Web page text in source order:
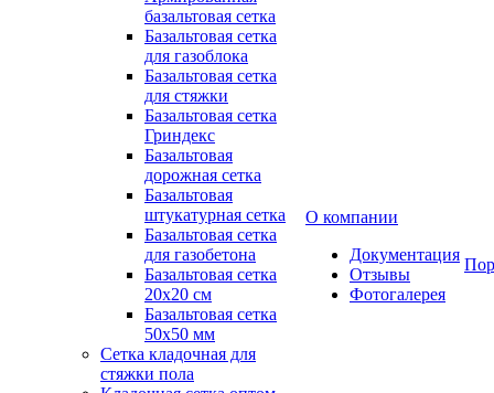
базальтовая сетка
Базальтовая сетка
для газоблока
Базальтовая сетка
для стяжки
Базальтовая сетка
Гриндекс
Базальтовая
дорожная сетка
Базальтовая
штукатурная сетка
Базальтовая сетка
для газобетона
Базальтовая сетка
20x20 см
Базальтовая сетка
50x50 мм
Сетка кладочная для
стяжки пола
О компании
Документация
Отзывы
Фотогалерея